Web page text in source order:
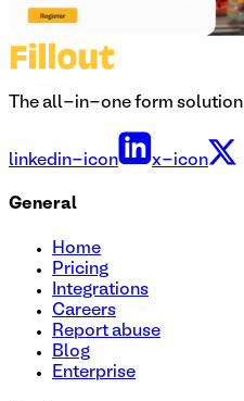
The all-in-one form solution
linkedin-icon x-icon
General
Home
Pricing
Integrations
Careers
Report abuse
Blog
Enterprise